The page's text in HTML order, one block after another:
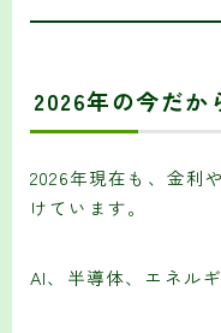
2026年の今だか
2026年現在も、金利
けています。
AI、半導体、エネル